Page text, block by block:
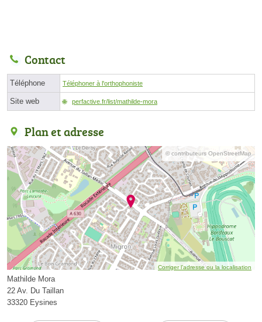
Contact
Téléphone Téléphoner à l'orthophoniste
Site web perfactive.fr/list/mathilde-mora
Plan et adresse
© contributeurs OpenStreetMap
Corriger l’adresse ou la localisation
Mathilde Mora
22 Av. Du Taillan
33320 Eysines